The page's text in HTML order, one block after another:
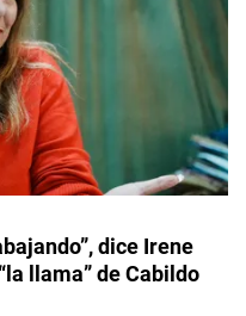
dice Irene
llama” de Cabildo